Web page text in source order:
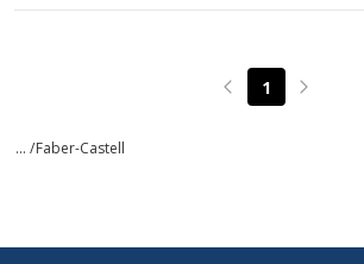
Page précédente
1 Page
... /Faber-Castell